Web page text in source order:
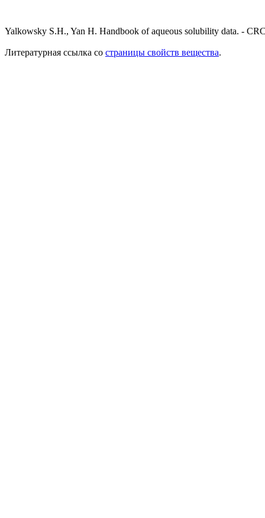
Yalkowsky S.H., Yan H. Handbook of aqueous solubility data. -
Литературная ссылка со страницы свойств вещества.